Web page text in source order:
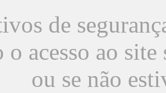
de
o acesso ao
ou se não